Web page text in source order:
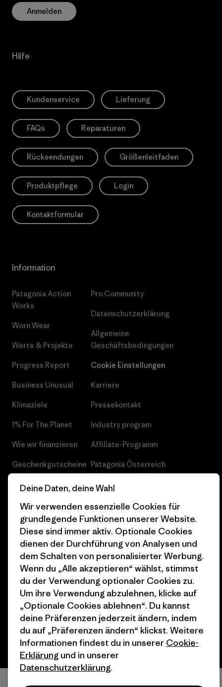
Anmelden
Hilfe
Kundenservice Lieferung
FAQs Reparaturen
Rücksendungen Größenleitfaden
Produktpflege Login
Kontaktformular
Information
Patagonia Action
Works
Worn Wear
Werte & Projekte
Progress Report
Business Unusual
Klimaziele
1% For The Planet
Wie wir finanzieren
Geschenkgutscheine
Stores in deiner
Pro Community
Datenschutzerklärung
Allgemeine
Geschäftsbedingungen
Cookie Einstellungen
Karriere
Pressekontakt
Industry program
Affiliate-Programm
Patagonia Österreich
Seitenverzeichnis
© 2026 Patagonia, Inc. All Rights Reserved.
Deutsch
Deine Daten, deine Wahl
Wir verwenden essenzielle Cookies für
grundlegende Funktionen unserer Website.
Diese sind immer aktiv. Optionale Cookies
dienen der Durchführung von Analysen und
dem Schalten von personalisierter Werbung.
Wenn du „Alle akzeptieren“ wählst, stimmst
du der Verwendung optionaler Cookies zu.
Um ihre Verwendung abzulehnen, klicke auf
„Optionale Cookies ablehnen“. Du kannst
deine Präferenzen jederzeit ändern, indem
du auf „Präferenzen ändern“ klickst. Weitere
Informationen findest du in unserer Cookie-
Erklärung und in unserer
Datenschutzerklärung.